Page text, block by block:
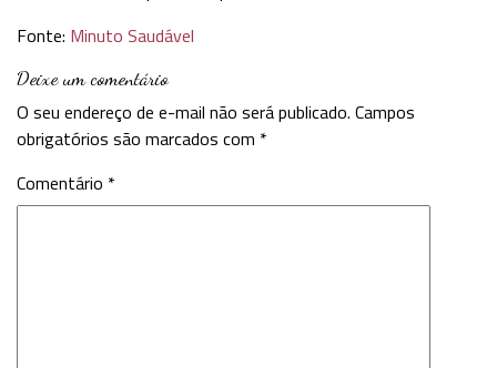
Fonte: Minuto Saudável
Deixe um comentário
O seu endereço de e-mail não será publicado. Campos
obrigatórios são marcados com *
Comentário *